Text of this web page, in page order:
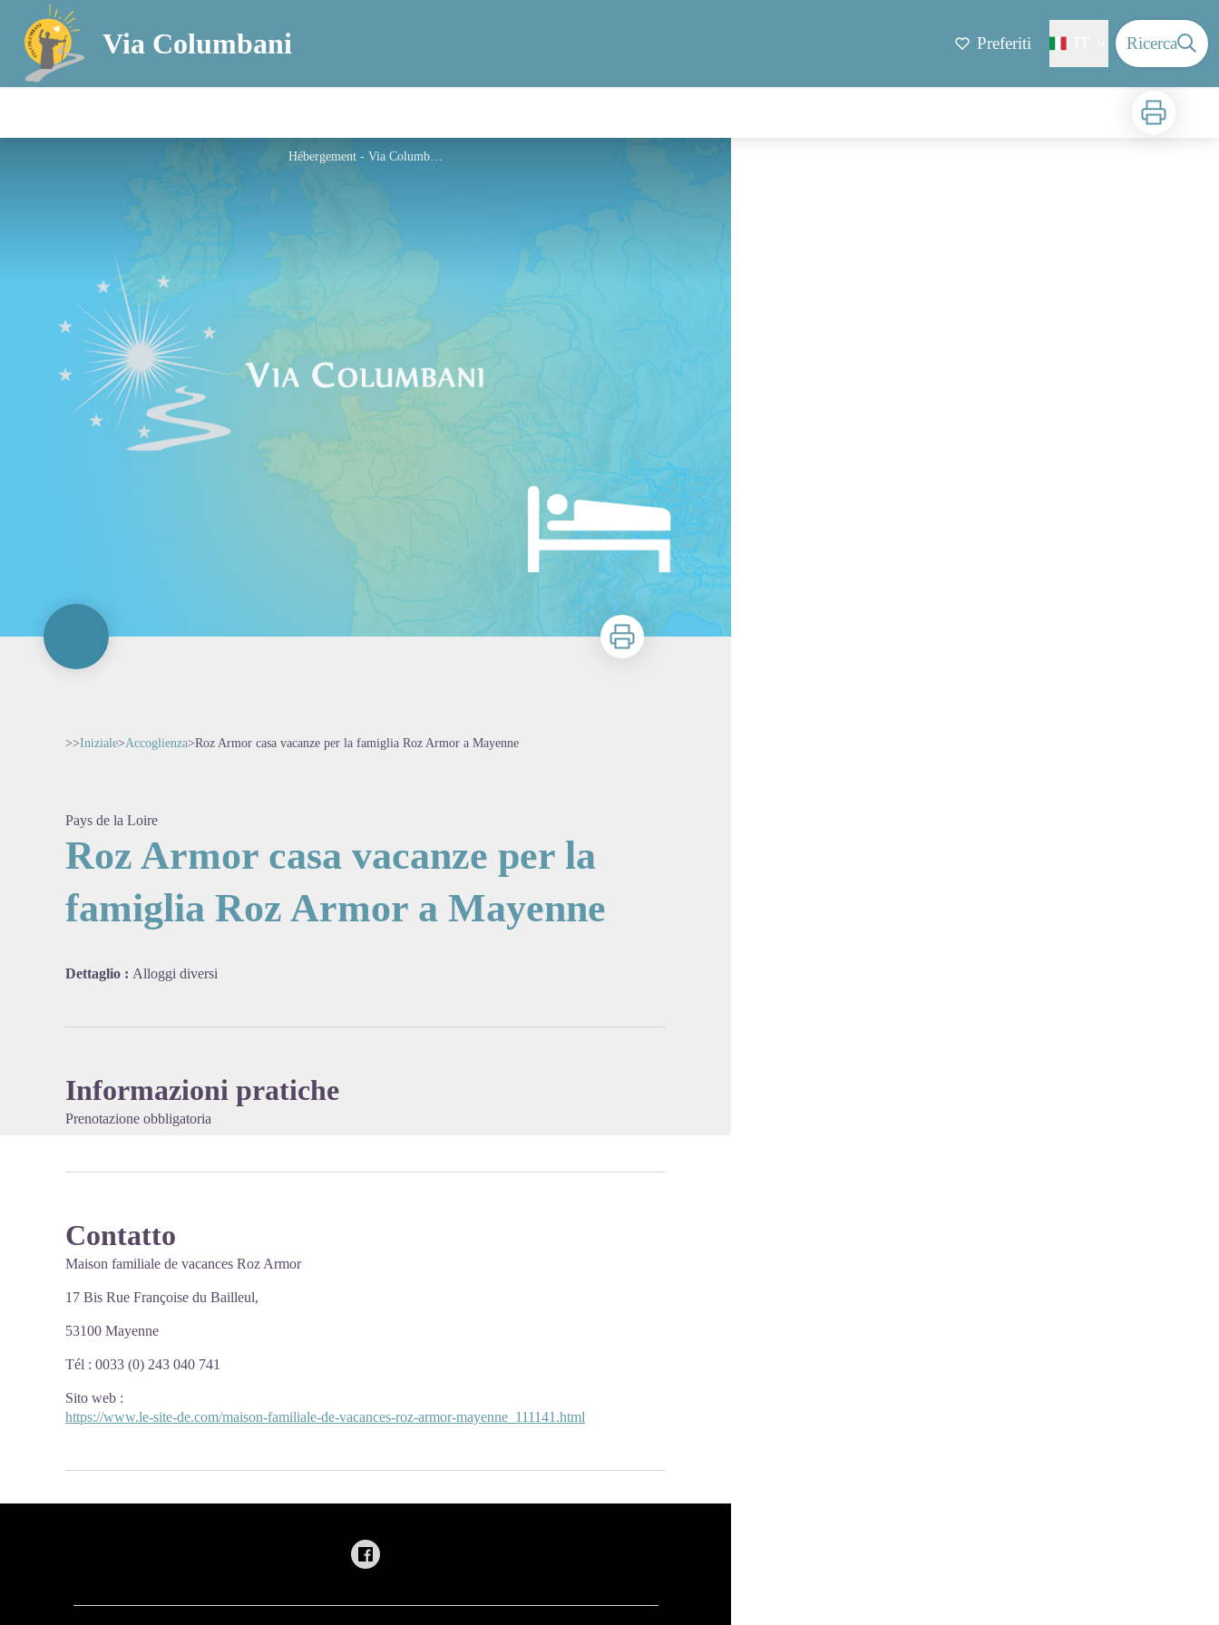
Via Columbani Preferiti Ricerca
Stampa
Hébergement - Via Columbani
View picture in full screen
Stampa
>>Iniziale>Accoglienza>Roz Armor casa vacanze per la famiglia Roz Armor a Mayenne
Pays de la Loire
Roz Armor casa vacanze per la
famiglia Roz Armor a Mayenne
Dettaglio : Alloggi diversi
Informazioni pratiche
Prenotazione obbligatoria
Contatto
Maison familiale de vacances Roz Armor
17 Bis Rue Françoise du Bailleul,
53100 Mayenne
Tél : 0033 (0) 243 040 741
Sito web :
https://www.le-site-de.com/maison-familiale-de-vacances-roz-armor-mayenne_111141.html